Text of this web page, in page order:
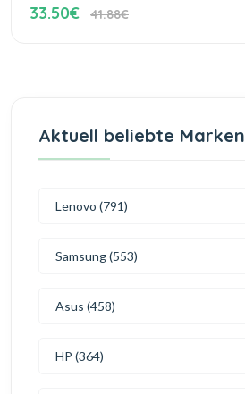
33.50€ 41.88€
Aktuell beliebte Marken
Lenovo (791)
Samsung (553)
Asus (458)
HP (364)